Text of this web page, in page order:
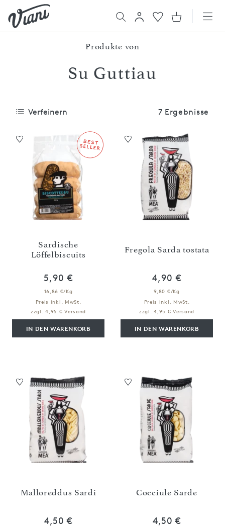
Produkte von
Su Guttiau
Verfeinern 7 Ergebnisse
Sardische
Löffelbiscuits
5,90 €
16,86 €/Kg
Preis inkl. MwSt.
zzgl. 4,95 € Versand
IN DEN WARENKORB
Fregola Sarda tostata
4,90 €
9,80 €/Kg
Preis inkl. MwSt.
zzgl. 4,95 € Versand
IN DEN WARENKORB
Malloreddus Sardi
4,50 €
Cocciule Sarde
4,50 €